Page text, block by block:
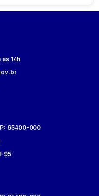
14h
65400-000
95